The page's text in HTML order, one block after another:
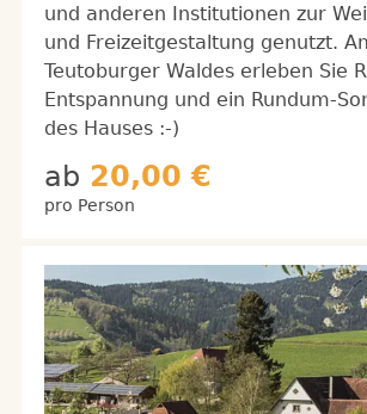
und anderen Institutionen zur
und Freizeitgestaltung genutzt.
Teutoburger Waldes erleben Sie
Entspannung und ein Rundum-
des Hauses :-)
ab 20,00 €
pro Person